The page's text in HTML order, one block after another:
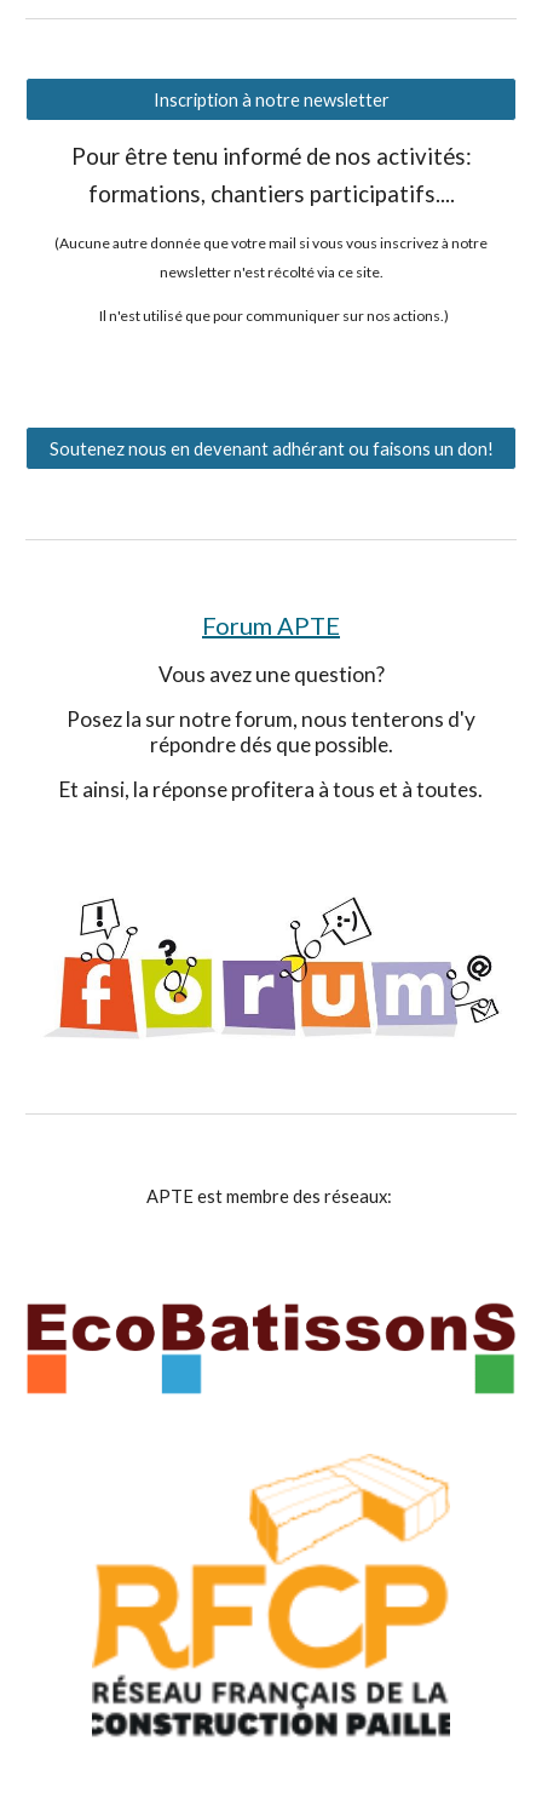
Inscription à notre newsletter
Pour être tenu informé de nos activités:
formations, chantiers participatifs....
(Aucune autre donnée que votre mail si vous vous inscrivez à notre
newsletter n'est récolté via ce site.
Il n'est utilisé que pour communiquer sur nos actions.)
Soutenez nous en devenant adhérant ou faisons un don!
Forum APTE
Vous avez une question?
Posez la sur notre forum, nous tenterons d'y
répondre dés que possible.
Et ainsi, la réponse profitera à tous et à toutes.
APTE est membre des réseaux: